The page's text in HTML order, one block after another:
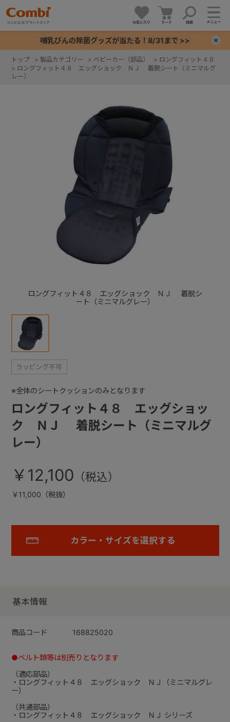
お気に入り カート 検索 メニュー
哺乳びんの除菌グッズが当たる！8/31まで >>
トップ > 製品カテゴリー > ベビーカー（部品） > ロングフィット４８
> ロングフィット４８ エッグショック ＮＪ 着脱シート（ミニマルグ
レー）
ロングフィット４８ エッグショック ＮＪ 着脱シ
ート（ミニマルグレー）
ロングフィット４８ エッグショッ
ク ＮＪ 着脱シート（ミニマルグ
レー）
※全体のシートクッションのみとなります
￥12,100
￥11,000（税抜）
カラー・サイズを選択する
基本情報
商品コード 168825020
●ベルト類等は別売りとなります
（適応部品）
・ロングフィット４８ エッグショック ＮＪ（ミニマルグレ
ー）
（共通部品）
・ロングフィット４８ エッグショック ＮＪ シリーズ